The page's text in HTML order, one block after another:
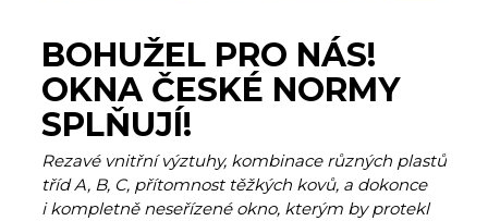
BOHUŽEL PRO NÁS!
OKNA ČESKÉ NORMY
SPLŇUJÍ!
Rezavé vnitřní výztuhy, kombinace různých plastů
tříd A, B, C, přítomnost těžkých kovů, a dokonce
i kompletně neseřízené okno, kterým by protekl